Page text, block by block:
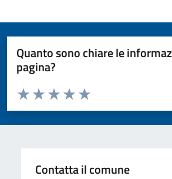
Quanto sono chiare le
pagina?
Valuta da 1 a 5 stelle la pagina
Valuta 5 stelle su 5
Valuta 4 stelle su 5
Valuta 3 stelle su 5
Valuta 2 stelle su 5
Valuta 1 stelle su 5
Contatta il comune